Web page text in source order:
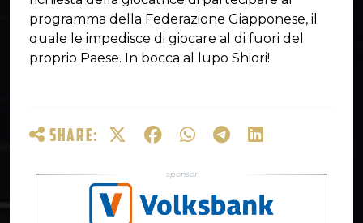
programma della Federazione Giapponese, il
quale le impedisce di giocare al di fuori del
proprio Paese. In bocca al lupo Shiori!
SHARE: